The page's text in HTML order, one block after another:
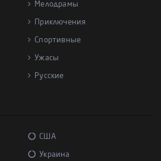
Мелодрамы
Приключения
Спортивные
Ужасы
Русские
США
Украина